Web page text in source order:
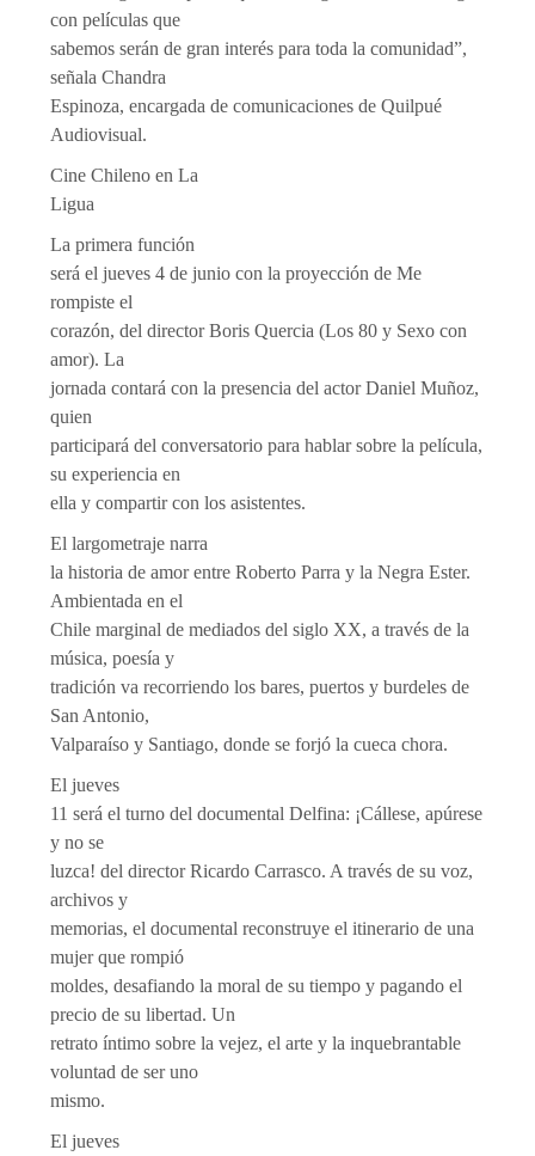
con películas que
sabemos serán de gran interés para toda la comunidad”,
señala Chandra
Espinoza, encargada de comunicaciones de Quilpué
Audiovisual.
Cine Chileno en La
Ligua
La primera función
será el jueves 4 de junio con la proyección de Me
rompiste el
corazón, del director Boris Quercia (Los 80 y Sexo con
amor). La
jornada contará con la presencia del actor Daniel Muñoz,
quien
participará del conversatorio para hablar sobre la película,
su experiencia en
ella y compartir con los asistentes.
El largometraje narra
la historia de amor entre Roberto Parra y la Negra Ester.
Ambientada en el
Chile marginal de mediados del siglo XX, a través de la
música, poesía y
tradición va recorriendo los bares, puertos y burdeles de
San Antonio,
Valparaíso y Santiago, donde se forjó la cueca chora.
El jueves
11 será el turno del documental Delfina: ¡Cállese, apúrese
y no se
luzca! del director Ricardo Carrasco. A través de su voz,
archivos y
memorias, el documental reconstruye el itinerario de una
mujer que rompió
moldes, desafiando la moral de su tiempo y pagando el
precio de su libertad. Un
retrato íntimo sobre la vejez, el arte y la inquebrantable
voluntad de ser uno
mismo.
El jueves